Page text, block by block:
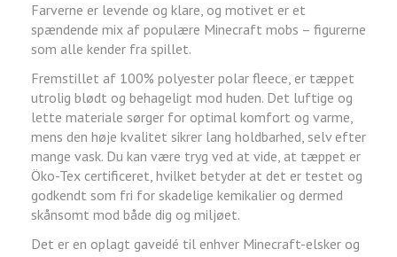
Farverne er levende og klare, og motivet er et
spændende mix af populære Minecraft mobs – figurerne
som alle kender fra spillet.
Fremstillet af 100% polyester polar fleece, er tæppet
utrolig blødt og behageligt mod huden. Det luftige og
lette materiale sørger for optimal komfort og varme,
mens den høje kvalitet sikrer lang holdbarhed, selv efter
mange vask. Du kan være tryg ved at vide, at tæppet er
Öko-Tex certificeret, hvilket betyder at det er testet og
godkendt som fri for skadelige kemikalier og dermed
skånsomt mod både dig og miljøet.
Det er en oplagt gaveidé til enhver Minecraft-elsker og